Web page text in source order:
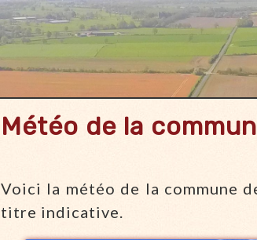
Météo de la
Voici la météo de la commune
titre indicative.